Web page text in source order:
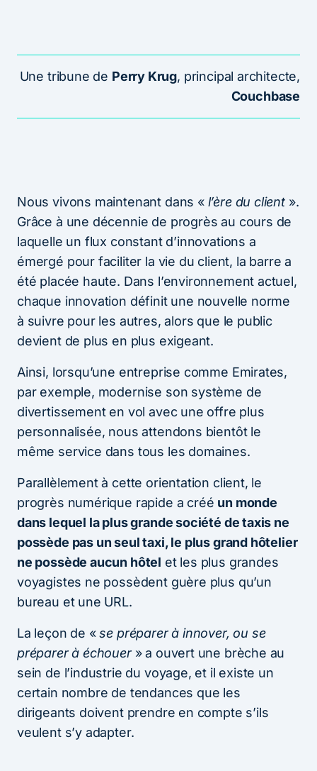
Une tribune de Perry Krug, principal architecte,
Couchbase
Nous vivons maintenant dans « l’ère du client».
Grâce à une décennie de progrès au cours de
laquelle un flux constant d’innovations a
émergé pour faciliter la vie du client, la barre a
été placée haute. Dans l’environnement actuel,
chaque innovation définit une nouvelle norme
à suivre pour les autres, alors que le public
devient de plus en plus exigeant.
Ainsi, lorsqu’une entreprise comme Emirates,
par exemple, modernise son système de
divertissement en vol avec une offre plus
personnalisée, nous attendons bientôt le
même service dans tous les domaines.
Parallèlement à cette orientation client, le
progrès numérique rapide a créé un monde
dans lequel la plus grande société de taxis ne
possède pas un seul taxi, le plus grand hôtelier
ne possède aucun hôtel et les plus grandes
voyagistes ne possèdent guère plus qu’un
bureau et une URL.
La leçon de «se préparer à innover, ou se
préparer à échouer» a ouvert une brèche au
sein de l’industrie du voyage, et il existe un
certain nombre de tendances que les
dirigeants doivent prendre en compte s’ils
veulent s’y adapter.